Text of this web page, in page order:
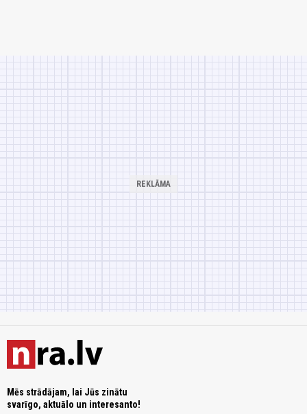
Mēs strādājam, lai Jūs zinātu
svarīgo, aktuālo un interesanto!